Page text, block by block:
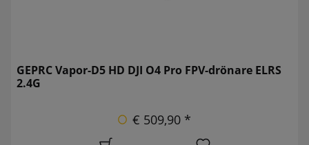
GEPRC Vapor-D5 HD DJI O4 Pro FPV-drönare ELRS
2.4G
€ 509,90 *